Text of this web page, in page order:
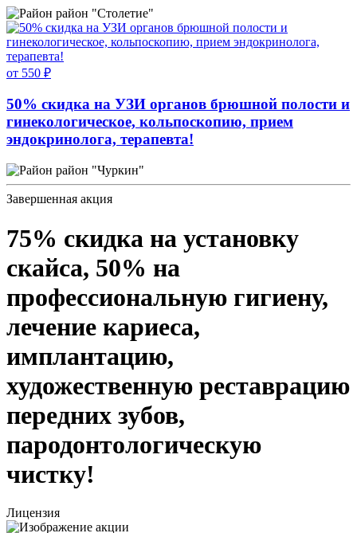
район "Столетие"
от 550 ₽
50% скидка на УЗИ органов брюшной полости и
гинекологическое, кольпоскопию, прием
эндокринолога, терапевта!
район "Чуркин"
Завершенная акция
75% скидка на установку
скайса, 50% на
профессиональную гигиену,
лечение кариеса,
имплантацию,
художественную реставрацию
передних зубов,
пародонтологическую
чистку!
Лицензия